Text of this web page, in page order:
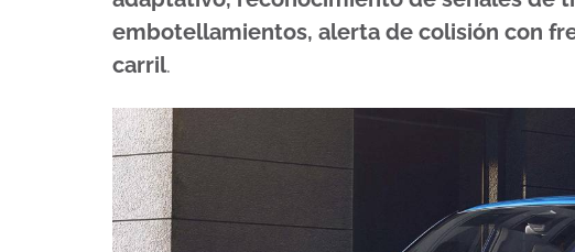
embotellamientos, alerta de colisión con
carril.